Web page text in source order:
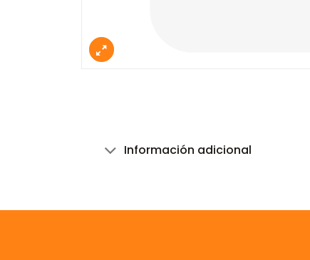
Información adicional